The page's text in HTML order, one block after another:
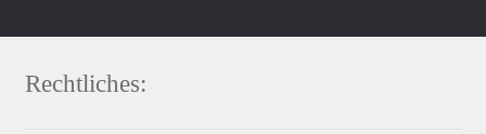
Rechtliches: